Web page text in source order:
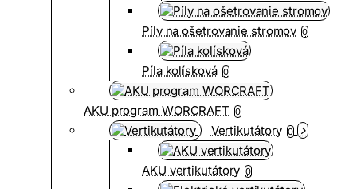
Píly na ošetrovanie stromov 0
Píla kolísková 0
AKU program WORCRAFT 0
Vertikutátory 0
AKU vertikutátory 0